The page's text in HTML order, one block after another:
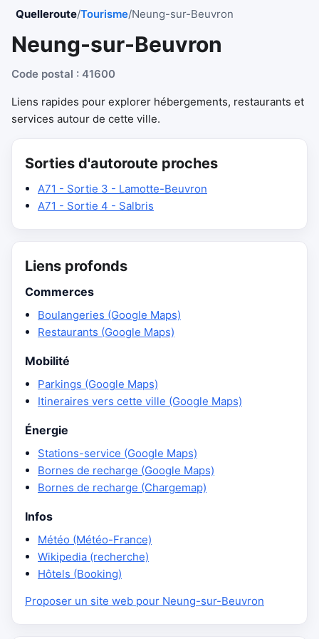
Quelleroute/Tourisme/Neung-sur-Beuvron
Neung-sur-Beuvron
Code postal : 41600
Liens rapides pour explorer hébergements, restaurants et
services autour de cette ville.
Sorties d'autoroute proches
A71 - Sortie 3 - Lamotte-Beuvron
A71 - Sortie 4 - Salbris
Liens profonds
Commerces
Boulangeries (Google Maps)
Restaurants (Google Maps)
Mobilité
Parkings (Google Maps)
Itineraires vers cette ville (Google Maps)
Énergie
Stations-service (Google Maps)
Bornes de recharge (Google Maps)
Bornes de recharge (Chargemap)
Infos
Météo (Météo-France)
Wikipedia (recherche)
Hôtels (Booking)
Proposer un site web pour Neung-sur-Beuvron